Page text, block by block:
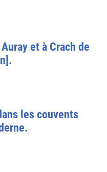
et à Crach de
les couvents